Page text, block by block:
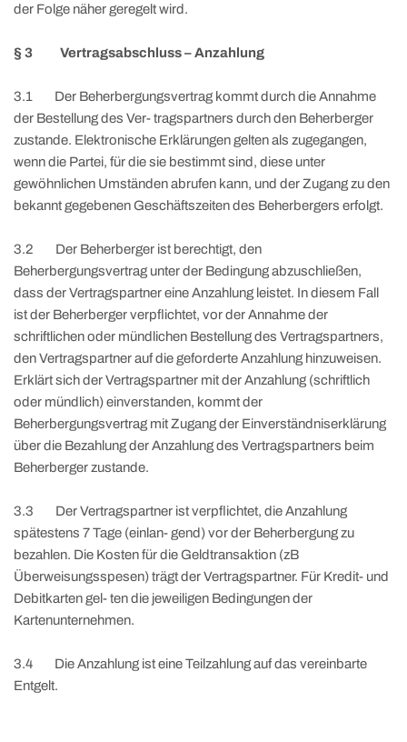
der Folge näher geregelt wird.
§ 3 Vertragsabschluss – Anzahlung
3.1 Der Beherbergungsvertrag kommt durch die Annahme
der Bestellung des Ver- tragspartners durch den Beherberger
zustande. Elektronische Erklärungen gelten als zugegangen,
wenn die Partei, für die sie bestimmt sind, diese unter
gewöhnlichen Umständen abrufen kann, und der Zugang zu den
bekannt gegebenen Geschäftszeiten des Beherbergers erfolgt.
3.2 Der Beherberger ist berechtigt, den
Beherbergungsvertrag unter der Bedingung abzuschließen,
dass der Vertragspartner eine Anzahlung leistet. In diesem Fall
ist der Beherberger verpflichtet, vor der Annahme der
schriftlichen oder mündlichen Bestellung des Vertragspartners,
den Vertragspartner auf die geforderte Anzahlung hinzuweisen.
Erklärt sich der Vertragspartner mit der Anzahlung (schriftlich
oder mündlich) einverstanden, kommt der
Beherbergungsvertrag mit Zugang der Einverständniserklärung
über die Bezahlung der Anzahlung des Vertragspartners beim
Beherberger zustande.
3.3 Der Vertragspartner ist verpflichtet, die Anzahlung
spätestens 7 Tage (einlan- gend) vor der Beherbergung zu
bezahlen. Die Kosten für die Geldtransaktion (zB
Überweisungsspesen) trägt der Vertragspartner. Für Kredit- und
Debitkarten gel- ten die jeweiligen Bedingungen der
Kartenunternehmen.
3.4 Die Anzahlung ist eine Teilzahlung auf das vereinbarte
Entgelt.